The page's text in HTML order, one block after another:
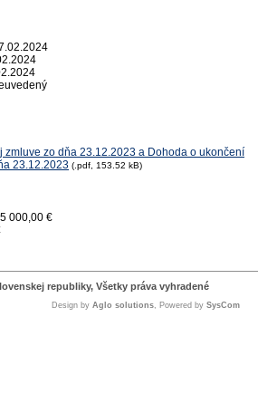
zmluve zo dňa 23.12.2023 a Dohoda o ukončení
23.12.2023 (.pdf, 153.52 kB)
000,00 €
republiky, Všetky práva vyhradené
Design by Aglo solutions, Powered by SysCom